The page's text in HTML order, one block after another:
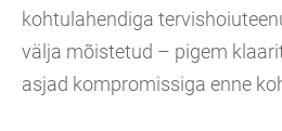
kohtulahendiga
välja mõistetud – pigem
asjad kompromissiga enne